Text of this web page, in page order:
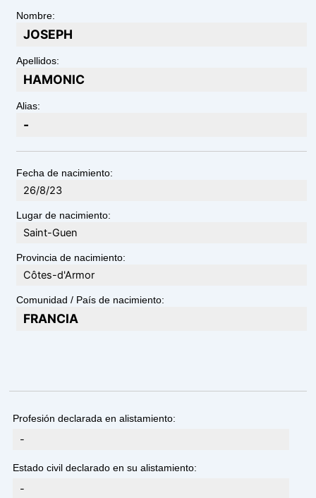
Nombre:
JOSEPH
Apellidos:
HAMONIC
Alias:
-
Fecha de nacimiento:
26/8/23
Lugar de nacimiento:
Saint-Guen
Provincia de nacimiento:
Côtes-d'Armor
Comunidad / País de nacimiento:
FRANCIA
Profesión declarada en alistamiento:
-
Estado civil declarado en su alistamiento:
-